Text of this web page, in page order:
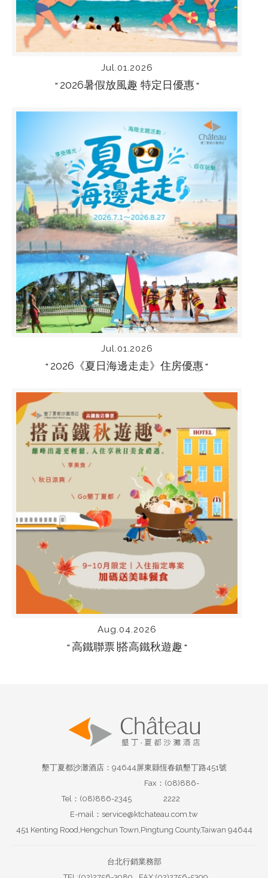
Jul.01.2026
“ 2026暑假放風趣 特定日優惠“
Jul.01.2026
“ 2026《夏日海邊走走》住房優惠 “
Aug.04.2026
“ 高鐵聯票∣搭高鐵秋遊趣 “
墾丁夏都沙灘酒店：94644屏東縣恆春鎮墾丁路451號
Tel：(08)886-2345
Fax：(08)886-
2222
E-mail：service@ktchateau.com.tw
451 Kenting Rood,Hengchun Town,Pingtung County,Taiwan 94644
台北行銷業務部